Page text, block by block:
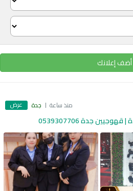
أضف إعلانك
منذ ساعة جدة عرض
جدة 0539307706